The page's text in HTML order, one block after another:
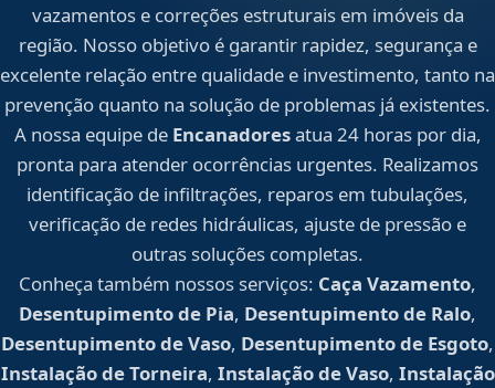
vazamentos e correções estruturais em imóveis da
região. Nosso objetivo é garantir rapidez, segurança e
excelente relação entre qualidade e investimento, tanto na
prevenção quanto na solução de problemas já existentes.
A nossa equipe de Encanadoresatua 24 horas por dia,
pronta para atender ocorrências urgentes. Realizamos
identificação de infiltrações, reparos em tubulações,
verificação de redes hidráulicas, ajuste de pressão e
outras soluções completas.
Conheça também nossos serviços: Caça Vazamento,
Desentupimento de Pia, Desentupimento de Ralo,
Desentupimento de Vaso, Desentupimento de Esgoto,
Instalação de Torneira, Instalação de Vaso, Instalação